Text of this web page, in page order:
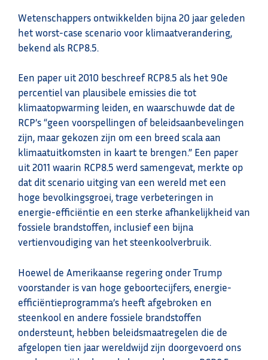
Wetenschappers ontwikkelden bijna 20 jaar geleden
het worst-case scenario voor klimaatverandering,
bekend als RCP8.5.
Een paper uit 2010 beschreef RCP8.5 als het 90e
percentiel van plausibele emissies die tot
klimaatopwarming leiden, en waarschuwde dat de
RCP’s “geen voorspellingen of beleidsaanbevelingen
zijn, maar gekozen zijn om een breed scala aan
klimaatuitkomsten in kaart te brengen.” Een paper
uit 2011 waarin RCP8.5 werd samengevat, merkte op
dat dit scenario uitging van een wereld met een
hoge bevolkingsgroei, trage verbeteringen in
energie-efficiëntie en een sterke afhankelijkheid van
fossiele brandstoffen, inclusief een bijna
vertienvoudiging van het steenkoolverbruik.
Hoewel de Amerikaanse regering onder Trump
voorstander is van hoge geboortecijfers, energie-
efficiëntieprogramma’s heeft afgebroken en
steenkool en andere fossiele brandstoffen
ondersteunt, hebben beleidsmaatregelen die de
afgelopen tien jaar wereldwijd zijn doorgevoerd ons